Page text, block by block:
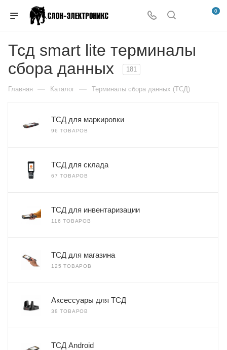
0
Тсд smart lite терминалы
сбора данных
181
Главная — Каталог — Терминалы сбора данных (ТСД)
ТСД для маркировки
96 ТОВАРОВ
ТСД для склада
67 ТОВАРОВ
ТСД для инвентаризации
116 ТОВАРОВ
ТСД для магазина
125 ТОВАРОВ
Аксессуары для ТСД
38 ТОВАРОВ
ТСД Android